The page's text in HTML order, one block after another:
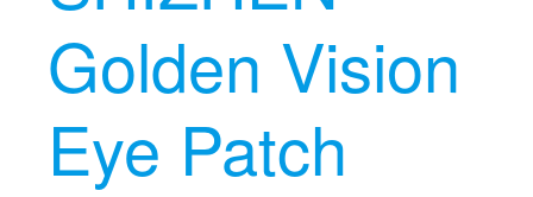
Golden Vision
Eye Patch